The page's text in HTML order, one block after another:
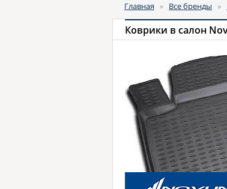
Главная » Все бренды »
Коврики в салон